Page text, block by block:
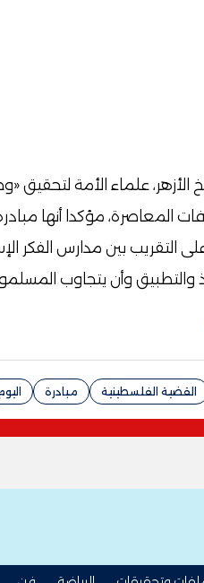
علماء الأمة لتحقيق
المعاصرة، مؤكدا أنها
التقريب بين مدارس الفكر
والتطبيق وأن يتجاوب
القضية الفلسطينية مبادرة اليوم